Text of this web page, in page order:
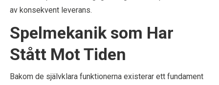
av konsekvent leverans.
Spelmekanik som Har
Stått Mot Tiden
Bakom de självklara funktionerna existerar ett fundament